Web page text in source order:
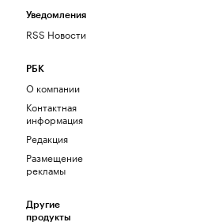
Уведомления
RSS Новости
РБК
О компании
Контактная
информация
Редакция
Размещение
рекламы
Другие
продукты